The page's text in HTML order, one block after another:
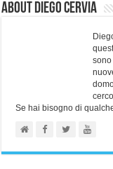
About Diego Cervia
Se hai bisogno di